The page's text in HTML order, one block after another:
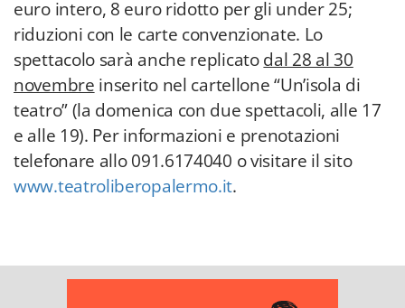
euro intero, 8 euro ridotto per gli under 25;
riduzioni con le carte convenzionate. Lo
spettacolo sarà anche replicatodal 28 al 30
novembre inserito nel cartellone “Un’isola di
teatro” (la domenica con due spettacoli, alle 17
e alle 19). Per informazioni e prenotazioni
telefonare allo 091.6174040 o visitare il sito
www.teatroliberopalermo.it.